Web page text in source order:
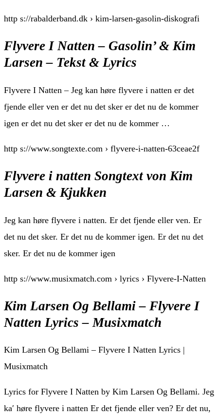
http s://rabalderband.dk › kim-larsen-gasolin-diskografi
Flyvere I Natten – Gasolin’ & Kim
Larsen – Tekst & Lyrics
Flyvere I Natten – Jeg kan høre flyvere i natten er det
fjende eller ven er det nu det sker er det nu de kommer
igen er det nu det sker er det nu de kommer …
http s://www.songtexte.com › flyvere-i-natten-63ceae2f
Flyvere i natten Songtext von Kim
Larsen & Kjukken
Jeg kan høre flyvere i natten. Er det fjende eller ven. Er
det nu det sker. Er det nu de kommer igen. Er det nu det
sker. Er det nu de kommer igen
http s://www.musixmatch.com › lyrics › Flyvere-I-Natten
Kim Larsen Og Bellami – Flyvere I
Natten Lyrics – Musixmatch
Kim Larsen Og Bellami – Flyvere I Natten Lyrics |
Musixmatch
Lyrics for Flyvere I Natten by Kim Larsen Og Bellami. Jeg
ka′ høre flyvere i natten Er det fjende eller ven? Er det nu,